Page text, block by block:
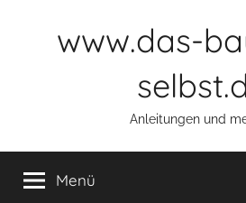
www.das-
Anleitungen und
Menü